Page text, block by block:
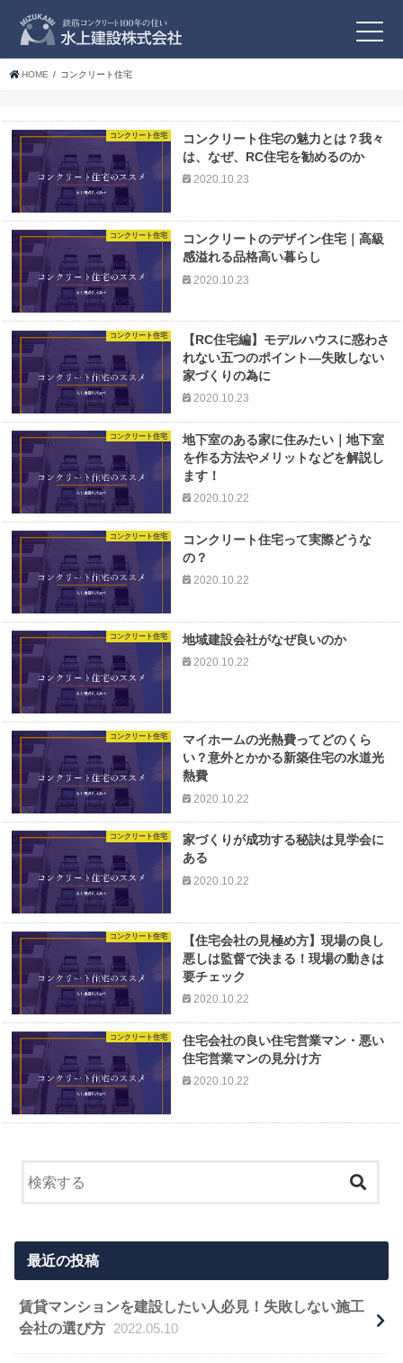
HOME コンクリート住宅
コンクリート住宅
コンクリート住宅の魅力とは？我々
は、なぜ、RC住宅を勧めるのか
2020.10.23
コンクリート住宅
コンクリートのデザイン住宅｜高級
感溢れる品格高い暮らし
2020.10.23
コンクリート住宅
【RC住宅編】モデルハウスに惑わさ
れない五つのポイント―失敗しない
家づくりの為に
2020.10.23
コンクリート住宅
地下室のある家に住みたい｜地下室
を作る方法やメリットなどを解説し
ます！
2020.10.22
コンクリート住宅
コンクリート住宅って実際どうな
の？
2020.10.22
コンクリート住宅 地域建設会社がなぜ良いのか
2020.10.22
コンクリート住宅
マイホームの光熱費ってどのくら
い？意外とかかる新築住宅の水道光
熱費
2020.10.22
コンクリート住宅
家づくりが成功する秘訣は見学会に
ある
2020.10.22
コンクリート住宅
【住宅会社の見極め方】現場の良し
悪しは監督で決まる！現場の動きは
要チェック
2020.10.22
コンクリート住宅
住宅会社の良い住宅営業マン・悪い
住宅営業マンの見分け方
2020.10.22
最近の投稿
賃貸マンションを建設したい人必見！失敗しない施工
会社の選び方
2022.05.10